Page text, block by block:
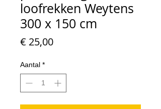
loofrekken Weytens
300 x 150 cm
€ 25,00Prijs
Aantal *